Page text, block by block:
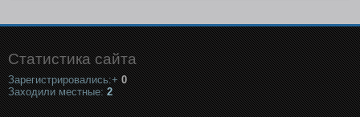
Статистика сайта
Зарегистрировались:+ 0
Заходили местные: 2